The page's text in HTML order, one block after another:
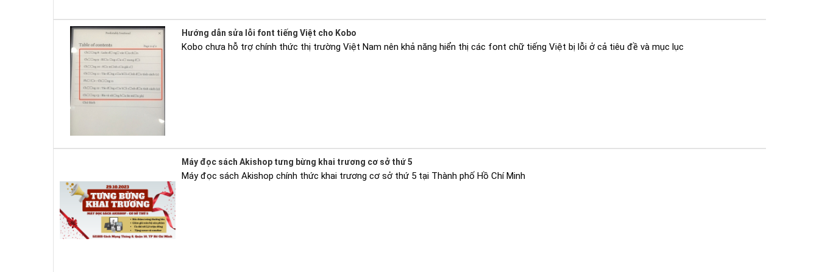
Hướng dẫn sửa lỗi font tiếng Việt cho Kobo
Kobo chưa hỗ trợ chính thức thị trường Việt Nam nên khả năng hiển thị các font chữ tiếng Việt bị lỗi ở cả tiêu đề và mục lục
Máy đọc sách Akishop tưng bừng khai trương cơ sở thứ 5
Máy đọc sách Akishop chính thức khai trương cơ sở thứ 5 tại Thành phố Hồ Chí Minh